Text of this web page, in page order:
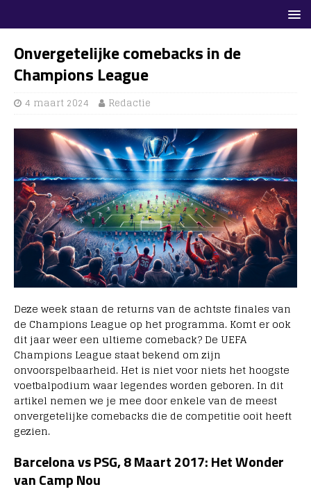
Onvergetelijke comebacks in de
Champions League
4 maart 2024 Redactie
Deze week staan de returns van de achtste finales van
de Champions League op het programma. Komt er ook
dit jaar weer een ultieme comeback? De UEFA
Champions League staat bekend om zijn
onvoorspelbaarheid. Het is niet voor niets het hoogste
voetbalpodium waar legendes worden geboren. In dit
artikel nemen we je mee door enkele van de meest
onvergetelijke comebacks die de competitie ooit heeft
gezien.
Barcelona vs PSG, 8 Maart 2017: Het Wonder
van Camp Nou